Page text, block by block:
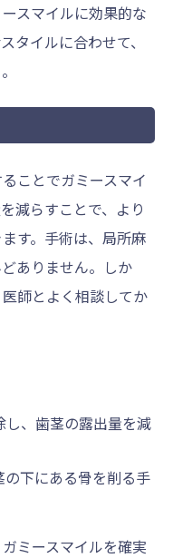
スマイルに効果的な
タイルに合わせて、
ことでガミースマイ
減らすことで、より
す。手術は、局所麻
ありません。しか
師とよく相談してか
、歯茎の露出量を減
下にある骨を削る手
ミースマイルを確実